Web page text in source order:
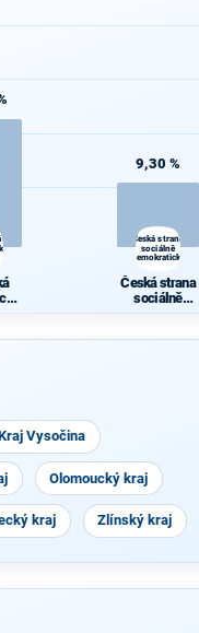
9,30 %
Česká strana
sociálně
demokratická
Česká strana
sociálně
demokratická
Vysočina
Olomoucký kraj
kraj Zlínský kraj